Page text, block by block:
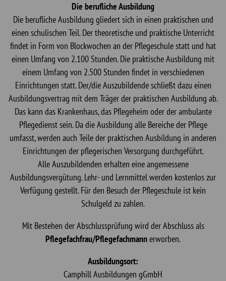
Die berufliche Ausbildung
Die berufliche Ausbildung gliedert sich in einen praktischen und
einen schulischen Teil. Der theoretische und praktische Unterricht
findet in Form von Blockwochen an der Pflegeschule statt und hat
einen Umfang von 2.100 Stunden. Die praktische Ausbildung mit
einem Umfang von 2.500 Stunden findet in verschiedenen
Einrichtungen statt. Der/die Auszubildende schließt dazu einen
Ausbildungsvertrag mit dem Träger der praktischen Ausbildung ab.
Das kann das Krankenhaus, das Pflegeheim oder der ambulante
Pflegedienst sein. Da die Ausbildung alle Bereiche der Pflege
umfasst, werden auch Teile der praktischen Ausbildung in anderen
Einrichtungen der pflegerischen Versorgung durchgeführt.
Alle Auszubildenden erhalten eine angemessene
Ausbildungsvergütung. Lehr- und Lernmittel werden kostenlos zur
Verfügung gestellt. Für den Besuch der Pflegeschule ist kein
Schulgeld zu zahlen.
Mit Bestehen der Abschlussprüfung wird der Abschluss als
Pflegefachfrau/Pflegefachmannerworben.
Ausbildungsort:
Camphill Ausbildungen gGmbH